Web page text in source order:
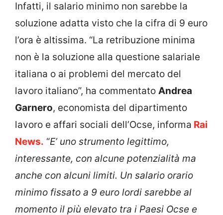
Infatti, il salario minimo non sarebbe la
soluzione adatta visto che la cifra di 9 euro
l’ora è altissima. “La retribuzione minima
non è la soluzione alla questione salariale
italiana o ai problemi del mercato del
lavoro italiano”, ha commentato Andrea
Garnero, economista del dipartimento
lavoro e affari sociali dell’Ocse, informa Rai
News. “E’ uno strumento legittimo,
interessante, con alcune potenzialità ma
anche con alcuni limiti. Un salario orario
minimo fissato a 9 euro lordi sarebbe al
momento il più elevato tra i Paesi Ocse e